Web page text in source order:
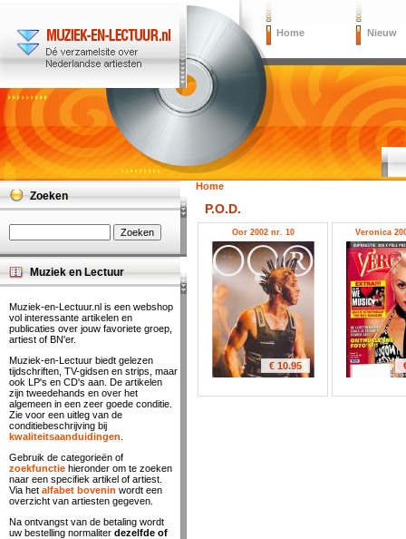
Home Nieuw
Home
P.O.D.
Oor 2002 nr. 10
€ 10.95
Veronica
Zoeken
Muziek en Lectuur
Muziek-en-Lectuur.nl is een webshop
vol interessante artikelen en
publicaties over jouw favoriete groep,
artiest of BN'er.
Muziek-en-Lectuur biedt gelezen
tijdschriften, TV-gidsen en strips, maar
ook LP's en CD's aan. De artikelen
zijn tweedehands en over het
algemeen in een zeer goede conditie.
Zie voor een uitleg van de
conditiebeschrijving bij
kwaliteitsaanduidingen
Gebruik de categorieën of
zoekfunctie hieronder om te zoeken
naar een specifiek artikel of artiest.
Via het alfabet bovenin wordt een
overzicht van artiesten gegeven.
Na ontvangst van de betaling wordt
uw bestelling normaliter dezelfde of